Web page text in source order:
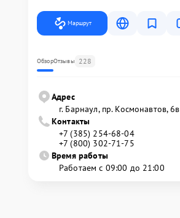
Маршрут
ОбзорОтзывы 228
Адрес
г. Барнаул, ​пр. Космонавтов, 6в
Контакты
+7 (385) 254-68-04
+7 (800) 302-71-75
Время работы
Работаем с 09:00 до 21:00